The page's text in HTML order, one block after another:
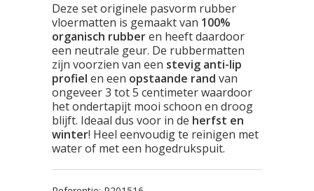
Deze set originele pasvorm rubber
vloermatten is gemaakt van 100%
organisch rubberen heeft daardoor
een neutrale geur. De rubbermatten
zijn voorzien van een stevig anti-lip
profiel en een opstaande rand van
ongeveer 3 tot 5 centimeter waardoor
het ondertapijt mooi schoon en droog
blijft. Ideaal dus voor in de herfst en
winter! Heel eenvoudig te reinigen met
water of met een hogedrukspuit.